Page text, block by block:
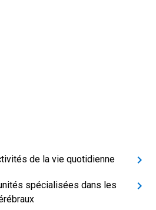
de la vie quotidienne
spécialisées dans les